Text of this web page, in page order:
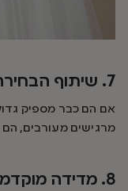
7. שיתוף הבחירה עם השושבינים (אם אפשר)
אם הם כבר מספיק
מרגישים מעורבים,
8. מדידה מוקדמת וחזרה סמוכה לאירוע